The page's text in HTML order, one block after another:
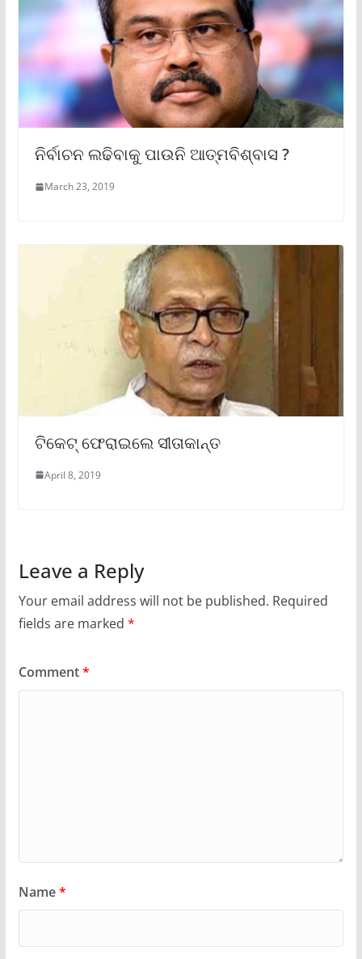
ନିର୍ବାଚନ ଲଢିବାକୁ ପାଉନି ଆତ୍ମବିଶ୍ବାସ ?
March 23, 2019
ଟିକେଟ୍ ଫେରାଇଲେ ସୀତାକାନ୍ତ
April 8, 2019
Leave a Reply
Your email address will not be published. Required
fields are marked *
Comment*
Name*